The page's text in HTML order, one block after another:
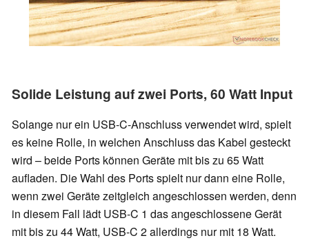
Solide Leistung auf zwei Ports, 60 Watt Input
Solange nur ein USB-C-Anschluss verwendet wird, spielt
es keine Rolle, in welchen Anschluss das Kabel gesteckt
wird – beide Ports können Geräte mit bis zu 65 Watt
aufladen. Die Wahl des Ports spielt nur dann eine Rolle,
wenn zwei Geräte zeitgleich angeschlossen werden, denn
in diesem Fall lädt USB-C 1 das angeschlossene Gerät
mit bis zu 44 Watt, USB-C 2 allerdings nur mit 18 Watt.